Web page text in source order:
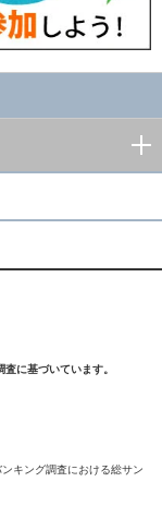
に基づいています。
キング調査における総サン